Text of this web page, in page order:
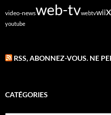
video-newsweb-tvwebtvwii
youtube
RSS, ABONNEZ-VOUS. NE
CATÉGORIES